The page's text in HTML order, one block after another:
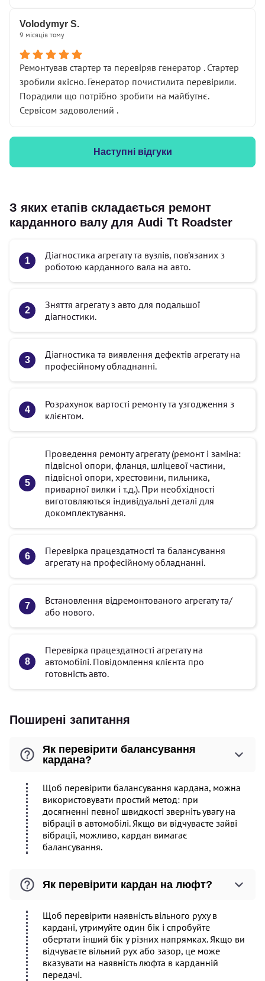
Volodymyr S.
9 місяців тому
Ремонтував стартер та перевіряв генератор . Стартер
зробили якісно. Генератор почистилита перевірили.
Порадили що потрібно зробити на майбутнє.
Сервісом задоволений .
Наступні відгуки
З яких етапів складається ремонт
карданного валу для Audi Tt Roadster
Діагностика агрегату та вузлів, пов’язаних з
роботою карданного вала на авто.
Зняття агрегату з авто для подальшої
діагностики.
Діагностика та виявлення дефектів агрегату на
професійному обладнанні.
Розрахунок вартості ремонту та узгодження з
клієнтом.
Проведення ремонту агрегату (ремонт і заміна:
підвісної опори, фланця, шліцевої частини,
підвісної опори, хрестовини, пильника,
приварної вилки і т.д.). При необхідності
виготовляються індивідуальні деталі для
докомплектування.
Перевірка працездатності та балансування
агрегату на професійному обладнанні.
Встановлення відремонтованого агрегату та/
або нового.
Перевірка працездатності агрегату на
автомобілі. Повідомлення клієнта про
готовність авто.
Поширені запитання
Як перевірити балансування
кардана?
Щоб перевірити балансування кардана, можна
використовувати простий метод: при
досягненні певної швидкості зверніть увагу на
вібрації в автомобілі. Якщо ви відчуваєте зайві
вібрації, можливо, кардан вимагає
балансування.
Як перевірити кардан на люфт?
Щоб перевірити наявність вільного руху в
кардані, утримуйте один бік і спробуйте
обертати інший бік у різних напрямках. Якщо ви
відчуваєте вільний рух або зазор, це може
вказувати на наявність люфта в карданній
передачі.